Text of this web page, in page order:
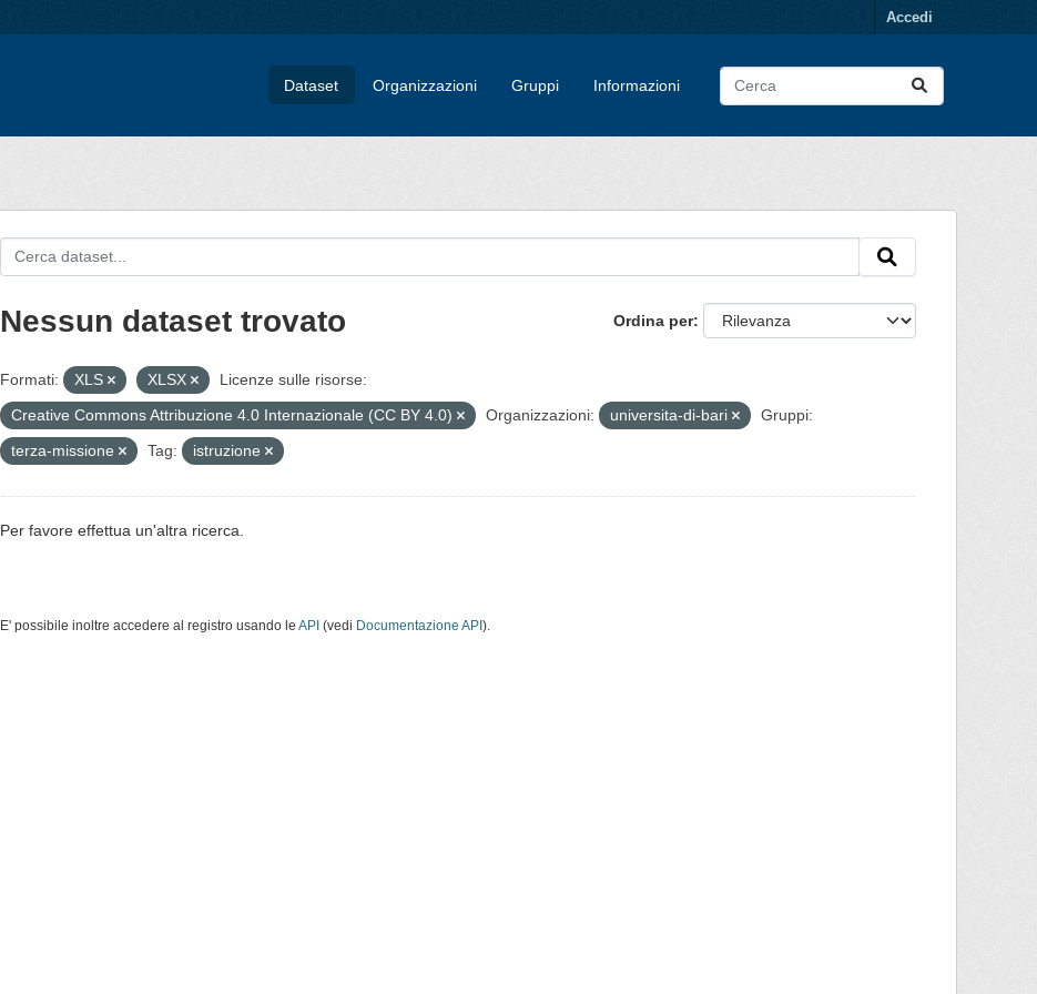
Accedi
Dataset Organizzazioni Gruppi Informazioni
Ordina per
Nessun dataset trovato
Formati: XLS XLSX
Licenze sulle risorse:
Creative Commons Attribuzione 4.0 Internazionale (CC BY 4.0)
Organizzazioni: universita-di-bari
Gruppi:
terza-missione
Tag: istruzione
Per favore effettua un'altra ricerca.
E' possibile inoltre accedere al registro usando le API (vedi Documentazione API ).